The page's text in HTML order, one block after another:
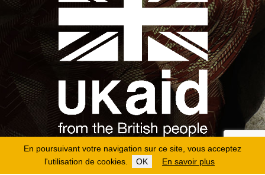
En poursuivant votre navigation sur ce site, vous acceptez
l'utilisation de cookies.
OK En savoir plus